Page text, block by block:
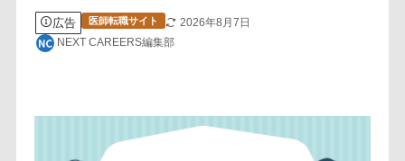
広告 医師転職サイト
2026年8月7日
NEXT CAREERS編集部